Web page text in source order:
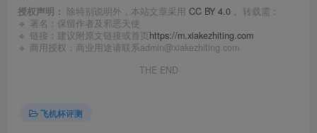
授权声明： 除特别说明外，本站文章采用 CC BY 4.0 ， 转载需：
🔹 署名：保留作者及 邪恶天使
🔹 链接：建议附原文链接或首页https://m.xiakezhiting.com
🔹 商用授权：商业用途请联系admin@xiakezhiting.com
THE END
飞机杯评测